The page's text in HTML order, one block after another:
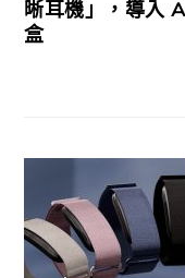
晰耳機」，導入
盒